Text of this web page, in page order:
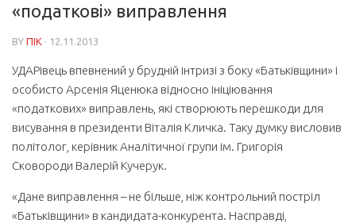
«податкові» виправлення
BY ПІК · 12.11.2013
УДАРівець впевнений у брудній інтризі з боку «Батьківщини» і
особисто Арсенія Яценюка відносно ініціювання
«податкових» виправлень, які створюють перешкоди для
висування в президенти Віталія Кличка. Таку думку висловив
політолог, керівник Аналітичної групи ім. Григорія
Сковороди Валерій Кучерук.
«Дане виправлення – не більше, ніж контрольний постріл
«Батьківщини» в кандидата-конкурента. Насправді,